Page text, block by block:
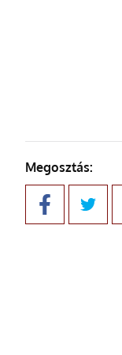
Megosztás: